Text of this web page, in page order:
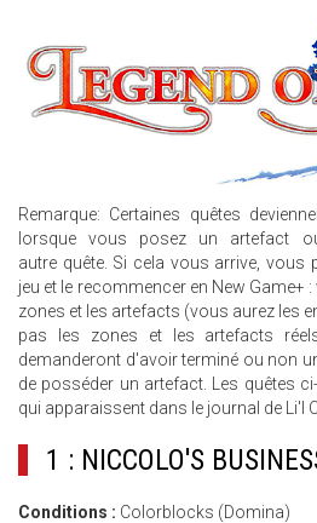
Remarque: Certaines quêtes
lorsque vous posez un artefact
autre quête. Si cela vous arrive, vous
jeu et le recommencer en New Game+
zones et les artefacts (vous aurez les
pas les zones et les artefacts
demanderont d'avoir terminé ou non
de posséder un artefact. Les quêtes
qui apparaissent dans le journal de Li'l
1 : NICCOLO'S
Conditions : Colorblocks (Domina)